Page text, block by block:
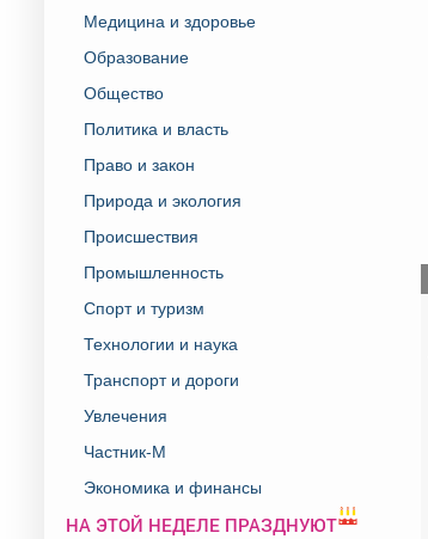
Медицина и здоровье
Образование
Общество
Политика и власть
Право и закон
Природа и экология
Происшествия
Промышленность
Спорт и туризм
Технологии и наука
Транспорт и дороги
Увлечения
Частник-М
Экономика и финансы
НА ЭТОЙ НЕДЕЛЕ ПРАЗДНУЮТ